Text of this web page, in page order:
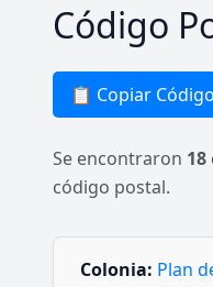
Código
📋 Copiar
Se encontraron 18
código postal.
Colonia: Plan